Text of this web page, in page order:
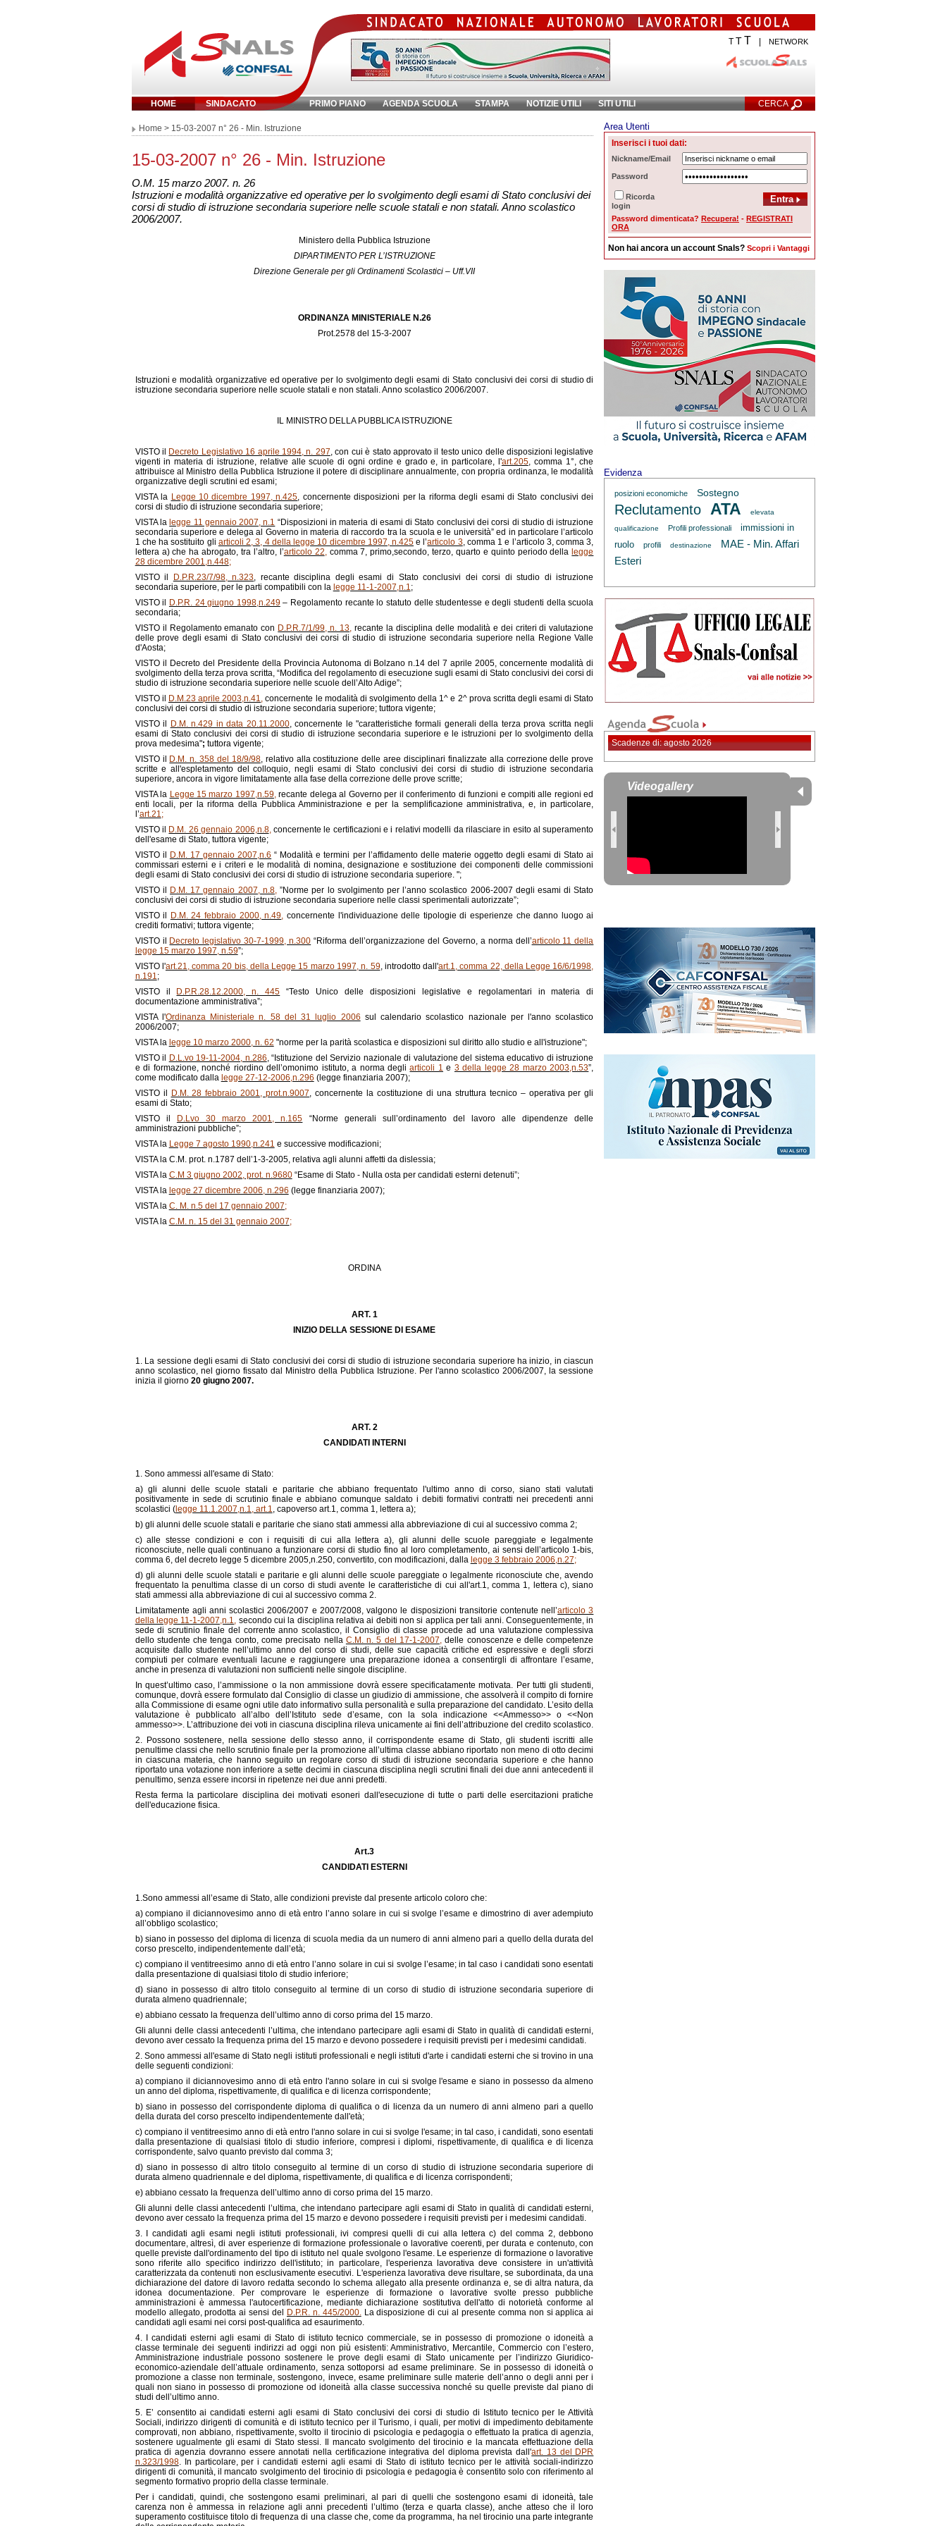
T TT NETWORK
HOME SINDACATO PRIMO PIANO AGENDA SCUOLA STAMPA NOTIZIE UTILI SITI UTILI CERCA
Inserisci parola chiave: Ricerca Avanzata
Home > 15-03-2007 n° 26 - Min. Istruzione
15-03-2007 n° 26 - Min. Istruzione
O.M. 15 marzo 2007. n. 26
Istruzioni e modalità organizzative ed operative per lo svolgimento degli esami di Stato conclusivi dei
corsi di studio di istruzione secondaria superiore nelle scuole statali e non statali. Anno scolastico
2006/2007.
Ministero della Pubblica Istruzione
DIPARTIMENTO PER L’ISTRUZIONE
Direzione Generale per gli Ordinamenti Scolastici – Uff.VII
ORDINANZA MINISTERIALE N.26
Prot.2578 del 15-3-2007
Istruzioni e modalità organizzative ed operative per lo svolgimento degli esami di Stato conclusivi dei corsi di studio di
istruzione secondaria superiore nelle scuole statali e non statali. Anno scolastico 2006/2007.
IL MINISTRO DELLA PUBBLICA ISTRUZIONE
VISTO il Decreto Legislativo 16 aprile 1994, n. 297, con cui è stato approvato il testo unico delle disposizioni legislative
vigenti in materia di istruzione, relative alle scuole di ogni ordine e grado e, in particolare, l'art.205, comma 1°, che
attribuisce al Ministro della Pubblica Istruzione il potere di disciplinare annualmente, con propria ordinanza, le modalità
organizzative degli scrutini ed esami;
VISTA la Legge 10 dicembre 1997, n.425, concernente disposizioni per la riforma degli esami di Stato conclusivi dei
corsi di studio di istruzione secondaria superiore;
VISTA la legge 11 gennaio 2007, n.1 “Disposizioni in materia di esami di Stato conclusivi dei corsi di studio di istruzione
secondaria superiore e delega al Governo in materia di raccordo tra la scuola e le università” ed in particolare l’articolo
1 che ha sostituito gli articoli 2, 3, 4 della legge 10 dicembre 1997, n.425e l’articolo 3, comma 1 e l’articolo 3, comma 3,
lettera a) che ha abrogato, tra l’altro, l’articolo 22,comma 7, primo,secondo, terzo, quarto e quinto periodo della legge
28 dicembre 2001,n.448;
VISTO il
D.P.R.23/7/98, n.323, recante disciplina degli esami di Stato conclusivi dei corsi di studio di istruzione
secondaria superiore, per le parti compatibili con la legge 11-1-2007,n.1;
VISTO il
D.P.R. 24 giugno 1998,n.249– Regolamento recante lo statuto delle studentesse e degli studenti della scuola
secondaria;
VISTO il Regolamento emanato con D.P.R.7/1/99, n. 13, recante la disciplina delle modalità e dei criteri di valutazione
delle prove degli esami di Stato conclusivi dei corsi di studio di istruzione secondaria superiore nella Regione Valle
d'Aosta;
VISTO il Decreto del Presidente della Provincia Autonoma di Bolzano n.14 del 7 aprile 2005, concernente modalità di
svolgimento della terza prova scritta, “Modifica del regolamento di esecuzione sugli esami di Stato conclusivi dei corsi di
studio di istruzione secondaria superiore nelle scuole dell’Alto Adige”;
VISTO il
D.M.23 aprile 2003,n.41, concernente le modalità di svolgimento della 1^ e 2^ prova scritta degli esami di Stato
conclusivi dei corsi di studio di istruzione secondaria superiore; tuttora vigente;
VISTO il
D.M. n.429 in data 20.11.2000, concernente le "caratteristiche formali generali della terza prova scritta negli
esami di Stato conclusivi dei corsi di studio di istruzione secondaria superiore e le istruzioni per lo svolgimento della
prova medesima"; tuttora vigente;
VISTO il
D.M. n. 358 del 18/9/98, relativo alla costituzione delle aree disciplinari finalizzate alla correzione delle prove
scritte e all'espletamento del colloquio, negli esami di Stato conclusivi dei corsi di studio di istruzione secondaria
superiore, ancora in vigore limitatamente alla fase della correzione delle prove scritte;
VISTA la Legge 15 marzo 1997,n.59,recante delega al Governo per il conferimento di funzioni e compiti alle regioni ed
enti locali, per la riforma della Pubblica Amministrazione e per la semplificazione amministrativa, e, in particolare,
l’art.21;
VISTO il
D.M. 26 gennaio 2006,n.8,concernente le certificazioni e i relativi modelli da rilasciare in esito al superamento
dell'esame di Stato, tuttora vigente;
VISTO il
D.M. 17 gennaio 2007,n.6 “ Modalità e termini per l’affidamento delle materie oggetto degli esami di Stato ai
commissari esterni e i criteri e le modalità di nomina, designazione e sostituzione dei componenti delle commissioni
degli esami di Stato conclusivi dei corsi di studio di istruzione secondaria superiore. ";
VISTO il
D.M. 17 gennaio 2007, n.8,”Norme per lo svolgimento per l’anno scolastico 2006-2007 degli esami di Stato
conclusivi dei corsi di studio di istruzione secondaria superiore nelle classi sperimentali autorizzate”;
VISTO il
D.M. 24 febbraio 2000, n.49, concernente l'individuazione delle tipologie di esperienze che danno luogo ai
crediti formativi; tuttora vigente;
VISTO il
Decreto legislativo 30-7-1999, n.300 “Riforma dell’organizzazione del Governo, a norma dell’articolo 11 della
legge 15 marzo 1997, n.59”;
VISTO l'art.21, comma 20 bis, della Legge 15 marzo 1997, n. 59, introdotto dall'art.1, comma 22, della Legge 16/6/1998,
n.191;
VISTO il
D.P.R.28.12.2000, n. 445 “Testo Unico delle disposizioni legislative e regolamentari in materia di
documentazione amministrativa”;
VISTA l'Ordinanza Ministeriale n. 58 del 31 luglio 2006 sul calendario scolastico nazionale per l'anno scolastico
2006/2007;
VISTA la legge 10 marzo 2000, n. 62 "norme per la parità scolastica e disposizioni sul diritto allo studio e all'istruzione";
VISTO il
D.L.vo 19-11-2004, n.286, “Istituzione del Servizio nazionale di valutazione del sistema educativo di istruzione
e di formazione, nonché riordino dell’omonimo istituto, a norma degliarticoli 1 e 3 della legge 28 marzo 2003,n.53”,
come modificato dalla legge 27-12-2006,n.296 (legge finanziaria 2007);
VISTO il
D.M. 28 febbraio 2001, prot.n.9007, concernente la costituzione di una struttura tecnico – operativa per gli
esami di Stato;
VISTO il
D.Lvo 30 marzo 2001, n.165 “Norme generali sull’ordinamento del lavoro alle dipendenze delle
amministrazioni pubbliche”;
VISTA la Legge 7 agosto 1990,n.241 e successive modificazioni;
VISTA la C.M. prot. n.1787 dell’1-3-2005, relativa agli alunni affetti da dislessia;
VISTA la C.M 3 giugno 2002, prot. n.9680“Esame di Stato - Nulla osta per candidati esterni detenuti”;
VISTA la legge 27 dicembre 2006, n.296 (legge finanziaria 2007);
VISTA la C. M. n.5 del 17 gennaio 2007;
VISTA la C.M. n. 15 del 31 gennaio 2007;
ORDINA
ART. 1
INIZIO DELLA SESSIONE DI ESAME
1. La sessione degli esami di Stato conclusivi dei corsi di studio di istruzione secondaria superiore ha inizio, in ciascun
anno scolastico, nel giorno fissato dal Ministro della Pubblica Istruzione. Per l'anno scolastico 2006/2007, la sessione
inizia il giorno 20 giugno 2007.
ART. 2
CANDIDATI INTERNI
1. Sono ammessi all'esame di Stato:
a) gli alunni delle scuole statali e paritarie che abbiano frequentato l'ultimo anno di corso, siano stati valutati
positivamente in sede di scrutinio finale e abbiano comunque saldato i debiti formativi contratti nei precedenti anni
scolastici (legge 11.1.2007,n.1, art.1, capoverso art.1, comma 1, lettera a);
b) gli alunni delle scuole statali e paritarie che siano stati ammessi alla abbreviazione di cui al successivo comma 2;
c) alle stesse condizioni e con i requisiti di cui alla lettera a), gli alunni delle scuole pareggiate e legalmente
riconosciute, nelle quali continuano a funzionare corsi di studio fino al loro completamento, ai sensi dell’articolo 1-bis,
comma 6, del decreto legge 5 dicembre 2005,n.250, convertito, con modificazioni, dalla legge 3 febbraio 2006,n.27;
d) gli alunni delle scuole statali e paritarie e gli alunni delle scuole pareggiate o legalmente riconosciute che, avendo
frequentato la penultima classe di un corso di studi avente le caratteristiche di cui all'art.1, comma 1, lettera c), siano
stati ammessi alla abbreviazione di cui al successivo comma 2.
Limitatamente agli anni scolastici 2006/2007 e 2007/2008, valgono le disposizioni transitorie contenute nell’articolo 3
della legge 11-1-2007,n.1, secondo cui la disciplina relativa ai debiti non si applica per tali anni. Conseguentemente, in
sede di scrutinio finale del corrente anno scolastico, il Consiglio di classe procede ad una valutazione complessiva
dello studente che tenga conto, come precisato nella C.M. n. 5 del 17-1-2007,delle conoscenze e delle competenze
acquisite dallo studente nell’ultimo anno del corso di studi, delle sue capacità critiche ed espressive e degli sforzi
compiuti per colmare eventuali lacune e raggiungere una preparazione idonea a consentirgli di affrontare l’esame,
anche in presenza di valutazioni non sufficienti nelle singole discipline.
In quest’ultimo caso, l’ammissione o la non ammissione dovrà essere specificatamente motivata. Per tutti gli studenti,
comunque, dovrà essere formulato dal Consiglio di classe un giudizio di ammissione, che assolverà il compito di fornire
alla Commissione di esame ogni utile dato informativo sulla personalità e sulla preparazione del candidato. L’esito della
valutazione è pubblicato all’albo dell’Istituto sede d’esame, con la sola indicazione <<Ammesso>> o <<Non
ammesso>>. L’attribuzione dei voti in ciascuna disciplina rileva unicamente ai fini dell’attribuzione del credito scolastico.
2. Possono sostenere, nella sessione dello stesso anno, il corrispondente esame di Stato, gli studenti iscritti alle
penultime classi che nello scrutinio finale per la promozione all’ultima classe abbiano riportato non meno di otto decimi
in ciascuna materia, che hanno seguito un regolare corso di studi di istruzione secondaria superiore e che hanno
riportato una votazione non inferiore a sette decimi in ciascuna disciplina negli scrutini finali dei due anni antecedenti il
penultimo, senza essere incorsi in ripetenze nei due anni predetti.
Resta ferma la particolare disciplina dei motivati esoneri dall'esecuzione di tutte o parti delle esercitazioni pratiche
dell'educazione fisica.
Art.3
CANDIDATI ESTERNI
1.Sono ammessi all’esame di Stato, alle condizioni previste dal presente articolo coloro che:
a) compiano il diciannovesimo anno di età entro l’anno solare in cui si svolge l’esame e dimostrino di aver adempiuto
all’obbligo scolastico;
b) siano in possesso del diploma di licenza di scuola media da un numero di anni almeno pari a quello della durata del
corso prescelto, indipendentemente dall’età;
c) compiano il ventitreesimo anno di età entro l’anno solare in cui si svolge l’esame; in tal caso i candidati sono esentati
dalla presentazione di qualsiasi titolo di studio inferiore;
d) siano in possesso di altro titolo conseguito al termine di un corso di studio di istruzione secondaria superiore di
durata almeno quadriennale;
e) abbiano cessato la frequenza dell’ultimo anno di corso prima del 15 marzo.
Gli alunni delle classi antecedenti l’ultima, che intendano partecipare agli esami di Stato in qualità di candidati esterni,
devono aver cessato la frequenza prima del 15 marzo e devono possedere i requisiti previsti per i medesimi candidati.
2. Sono ammessi all'esame di Stato negli istituti professionali e negli istituti d'arte i candidati esterni che si trovino in una
delle seguenti condizioni:
a) compiano il diciannovesimo anno di età entro l'anno solare in cui si svolge l'esame e siano in possesso da almeno
un anno del diploma, rispettivamente, di qualifica e di licenza corrispondente;
b) siano in possesso del corrispondente diploma di qualifica o di licenza da un numero di anni almeno pari a quello
della durata del corso prescelto indipendentemente dall'età;
c) compiano il ventitreesimo anno di età entro l'anno solare in cui si svolge l'esame; in tal caso, i candidati, sono esentati
dalla presentazione di qualsiasi titolo di studio inferiore, compresi i diplomi, rispettivamente, di qualifica e di licenza
corrispondente, salvo quanto previsto dal comma 3;
d) siano in possesso di altro titolo conseguito al termine di un corso di studio di istruzione secondaria superiore di
durata almeno quadriennale e del diploma, rispettivamente, di qualifica e di licenza corrispondenti;
e) abbiano cessato la frequenza dell’ultimo anno di corso prima del 15 marzo.
Gli alunni delle classi antecedenti l’ultima, che intendano partecipare agli esami di Stato in qualità di candidati esterni,
devono aver cessato la frequenza prima del 15 marzo e devono possedere i requisiti previsti per i medesimi candidati.
3. I candidati agli esami negli istituti professionali, ivi compresi quelli di cui alla lettera c) del comma 2, debbono
documentare, altresì, di aver esperienze di formazione professionale o lavorative coerenti, per durata e contenuto, con
quelle previste dall'ordinamento del tipo di istituto nel quale svolgono l'esame. Le esperienze di formazione o lavorative
sono riferite allo specifico indirizzo dell'istituto; in particolare, l'esperienza lavorativa deve consistere in un'attività
caratterizzata da contenuti non esclusivamente esecutivi. L'esperienza lavorativa deve risultare, se subordinata, da una
dichiarazione del datore di lavoro redatta secondo lo schema allegato alla presente ordinanza e, se di altra natura, da
idonea documentazione. Per comprovare le esperienze di formazione o lavorative svolte presso pubbliche
amministrazioni è ammessa l'autocertificazione, mediante dichiarazione sostitutiva dell'atto di notorietà conforme al
modello allegato, prodotta ai sensi del
D.P.R. n. 445/2000.La disposizione di cui al presente comma non si applica ai
candidati agli esami nei corsi post-qualifica ad esaurimento.
4. I candidati esterni agli esami di Stato di istituto tecnico commerciale, se in possesso di promozione o idoneità a
classe terminale dei seguenti indirizzi ad oggi non più esistenti: Amministrativo, Mercantile, Commercio con l’estero,
Amministrazione industriale possono sostenere le prove degli esami di Stato unicamente per l’indirizzo Giuridico-
economico-aziendale dell’attuale ordinamento, senza sottoporsi ad esame preliminare. Se in possesso di idoneità o
promozione a classe non terminale, sostengono, invece, esame preliminare sulle materie dell’anno o degli anni per i
quali non siano in possesso di promozione od idoneità alla classe successiva nonché su quelle previste dal piano di
studi dell’ultimo anno.
5. E’ consentito ai candidati esterni agli esami di Stato conclusivi dei corsi di studio di Istituto tecnico per le Attività
Sociali, indirizzo dirigenti di comunità e di istituto tecnico per il Turismo, i quali, per motivi di impedimento debitamente
comprovati, non abbiano, rispettivamente, svolto il tirocinio di psicologia e pedagogia o effettuato la pratica di agenzia,
sostenere ugualmente gli esami di Stato stessi. Il mancato svolgimento del tirocinio e la mancata effettuazione della
pratica di agenzia dovranno essere annotati nella certificazione integrativa del diploma prevista dall'art. 13 del DPR
n.323/1998. In particolare, per i candidati esterni agli esami di Stato di istituto tecnico per le attività sociali-indirizzo
dirigenti di comunità, il mancato svolgimento del tirocinio di psicologia e pedagogia è consentito solo con riferimento al
segmento formativo proprio della classe terminale.
Per i candidati, quindi, che sostengono esami preliminari, al pari di quelli che sostengono esami di idoneità, tale
carenza non è ammessa in relazione agli anni precedenti l’ultimo (terza e quarta classe), anche atteso che il loro
superamento costituisce titolo di frequenza di una classe che, come da programma, ha nel tirocinio una parte integrante
Area Utenti
Inserisci i tuoi dati:
Nickname/Email
Password
Ricorda
login
Password dimenticata? Recupera! - REGISTRATI
ORA
Non hai ancora un account Snals? Scopri i Vantaggi
Evidenza
posizioni economiche Sostegno
Reclutamento ATA elevata
qualificazione Profili professionali
immissioni in
ruolo
profili destinazione
MAE - Min. Affari
Esteri
Scadenze di: agosto 2026
Videogallery